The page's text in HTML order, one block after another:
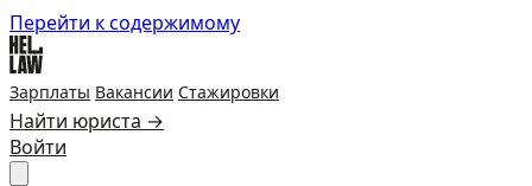
Перейти к содержимому
Зарплаты Вакансии Стажировки
Найти юриста →
Войти